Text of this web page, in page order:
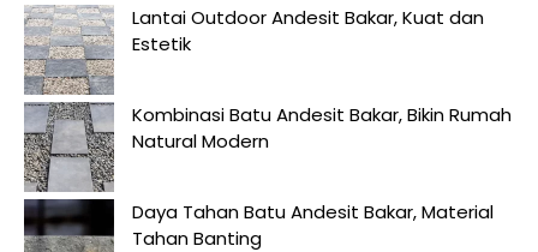
Lantai Outdoor Andesit Bakar, Kuat dan
Estetik
Kombinasi Batu Andesit Bakar, Bikin Rumah
Natural Modern
Daya Tahan Batu Andesit Bakar, Material
Tahan Banting